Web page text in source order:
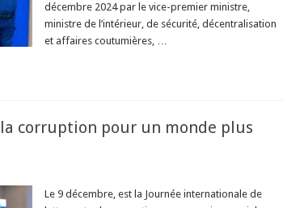
décembre 2024 par le vice-premier ministre,
ministre de l’intérieur, de sécurité, décentralisation
et affaires coutumières, …
corruption pour un monde plus
Le 9 décembre, est la Journée internationale de